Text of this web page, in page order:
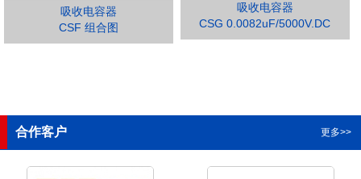
吸收电容器
CSF 组合图
吸收电容器
CSG 0.0082uF/5000V.DC
合作客户 更多>>